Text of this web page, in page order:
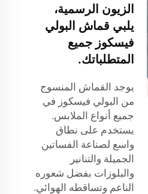
الزيون الرسمية،
يلبي قماش البولي
فيسكوز جميع
المتطلباتك.
يوجد القماش المنسوج
من البولي فيسكوز في
جميع أنواع الملابس.
يستخدم على نطاق
واسع لصناعة الفساتين
الجميلة والتنانير
والبلوزات بفضل شعوره
الناعم وتساقطه الهوائي.